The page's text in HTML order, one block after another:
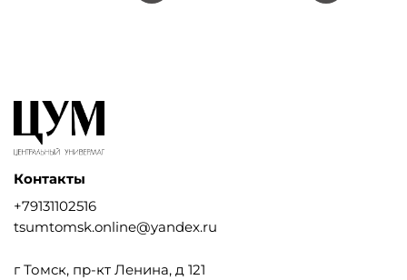
Контакты
+79131102516
tsumtomsk.online@yandex.ru
г Томск, пр-кт Ленина, д 121